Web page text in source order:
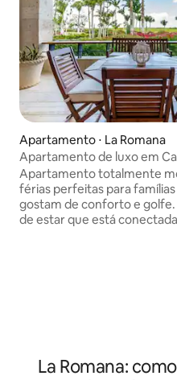
Apartamento ⋅ La Romana
Apartamento de luxo em
Campo com vista para o
Apartamento totalmente
férias perfeitas para famílias
gostam de conforto e golfe.
de estar que está
de jantar. Todos os quartos
equipados com ar
La Romana: